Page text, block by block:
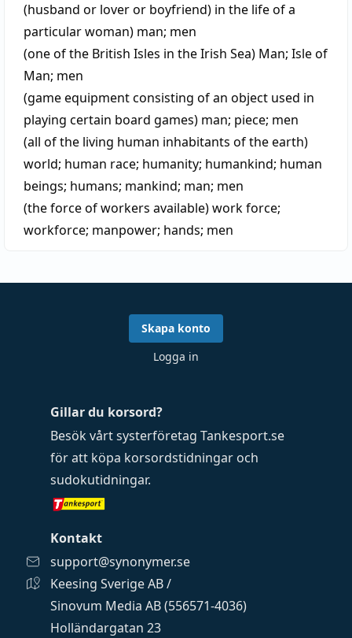
(husband or lover or boyfriend) in the life of a
particular woman) man; men
(one of the British Isles in the Irish Sea) Man; Isle of
Man; men
(game equipment consisting of an object used in
playing certain board games) man; piece; men
(all of the living human inhabitants of the earth)
world; human race; humanity; humankind; human
beings; humans; mankind; man; men
(the force of workers available)work force;
workforce; manpower; hands; men
Gillar du korsord?
Besök vårt systerföretag Tankesport.se
för att köpa korsordstidningar och
sudokutidningar.
Kontakt
support@synonymer.se
Keesing Sverige AB /
Sinovum Media AB (556571-4036)
Holländargatan 23
Skapa konto
Logga in